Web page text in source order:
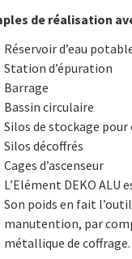
de réalisation
Réservoir d’eau
Station d’épuration
Barrage
Bassin circulaire
Silos de stockage pour
Silos décoffrés
Cages d’ascenseur
L’Elément DEKO
Son poids en fait
manutention, par
métallique de coffrage.